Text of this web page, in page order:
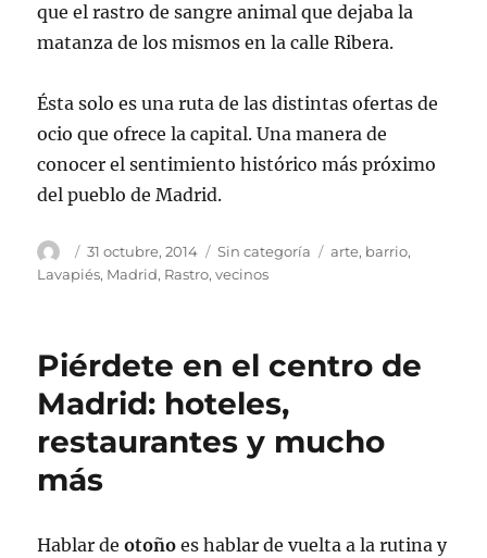
que el rastro de sangre animal que dejaba la
matanza de los mismos en la calle Ribera.
Ésta solo es una ruta de las distintas ofertas de
ocio que ofrece la capital. Una manera de
conocer el sentimiento histórico más próximo
del pueblo de Madrid.
Autor
Publicado
el
31 octubre, 2014 Categorías
Sin categoría Etiquetas
arte, barrio,
Lavapiés, Madrid, Rastro,vecinos
Piérdete en el centro de
Madrid: hoteles,
restaurantes y mucho
más
Hablar deotoño es hablar de vuelta a la rutina y